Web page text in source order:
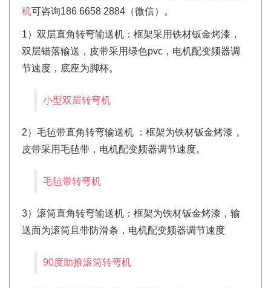
机可咨询186 6658 2884（微信）。
1）双层直角转弯输送机：框架采用铁材钣金烤漆，
双层错落输送，皮带采用绿色pvc，电机配变频器调
节速度，底座为脚杯。
小型双层转弯机
2）毛毡带直角转弯输送机 ：框架为铁材钣金烤漆，
皮带采用毛毡带，电机配变频器调节速度。
毛毡带转弯机
3）滚筒直角转弯输送机：框架为铁材钣金烤漆，输
送面为滚筒且带防滑条，电机配变频器调节速度
90度助推滚筒转弯机